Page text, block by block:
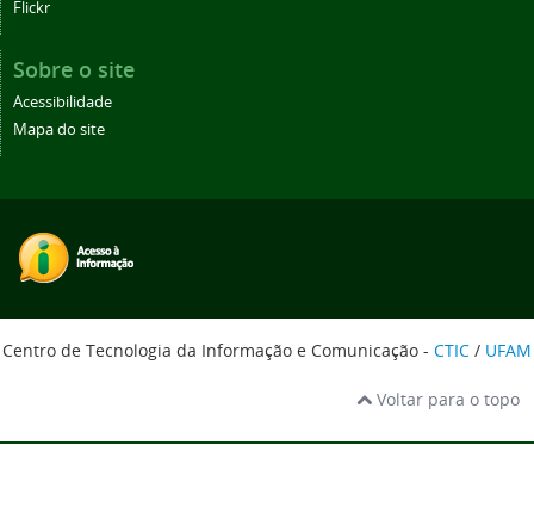
Flickr
Sobre o site
Acessibilidade
Mapa do site
Centro de Tecnologia da Informação e Comunicação - CTIC / UFAM
Voltar para o topo